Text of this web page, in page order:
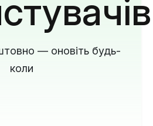
— оновіть будь-
коли